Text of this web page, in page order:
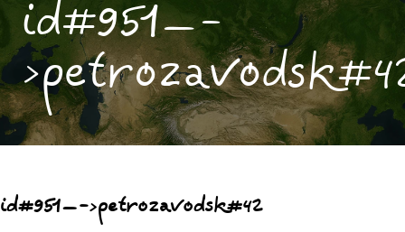
id#951—-
id#951—->petrozavodsk#42